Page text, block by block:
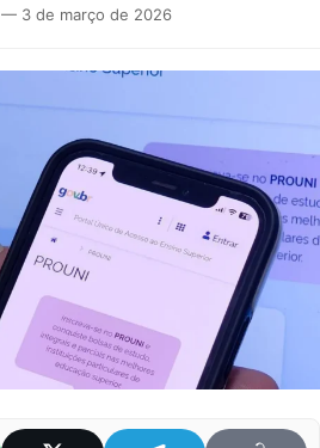
— 3 de março de 2026